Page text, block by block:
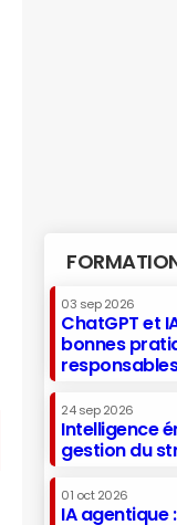
03 sep 2026
ChatGPT et
bonnes
24 sep 2026
Intelligence
gestion du
01 oct 2026
IA agentique